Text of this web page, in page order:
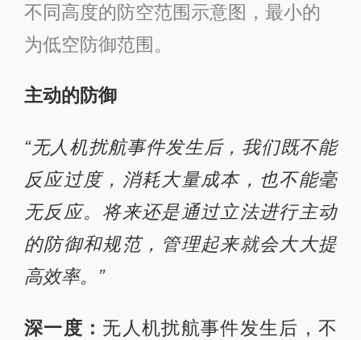
不同高度的防空范围示意图，最小的
为低空防御范围。
主动的防御
“无人机扰航事件发生后，我们既不能
反应过度，消耗大量成本，也不能毫
无反应。将来还是通过立法进行主动
的防御和规范，管理起来就会大大提
高效率。”
深一度： 无人机扰航事件发生后，不